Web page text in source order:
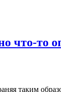
что-то
таким